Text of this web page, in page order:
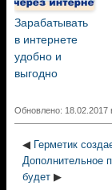
Зарабатывать
в интернете
удобно и
выгодно
Обновлено: 18.02.2017
◀ Герметик
Дополнительное
будет ▶